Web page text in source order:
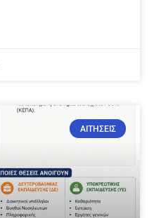
ΑΙΤΗΣΕΙΣ